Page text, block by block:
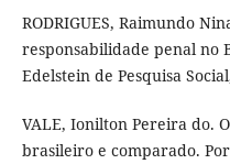
RODRIGUES, Raimundo
responsabilidade penal no
Edelstein de Pesquisa
VALE, Ionilton Pereira do.
brasileiro e comparado.